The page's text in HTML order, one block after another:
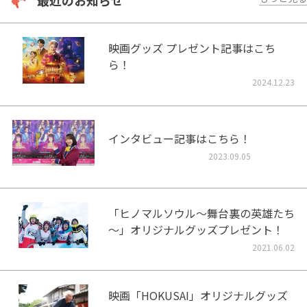
映画グッズ プレゼント記事はこち
ら！
2024.12.23
インタビュー記事はこちら！
2023.09.05
「ヒノマルソウル～舞台裏の英雄たち
～」オリジナルグッズプレゼント！
2021.06.02
映画「HOKUSAI」オリジナルグッズ